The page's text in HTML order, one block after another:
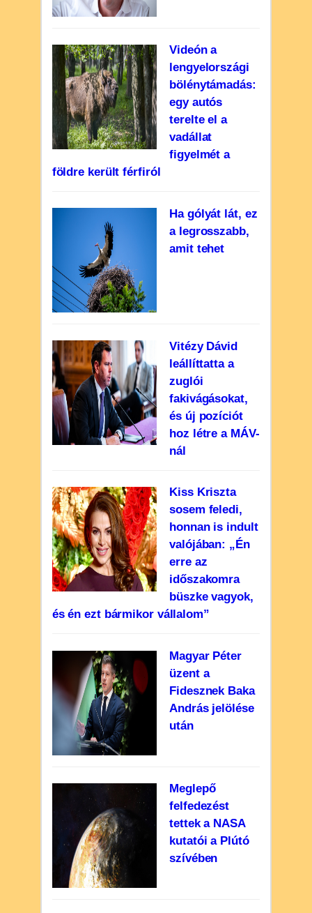
Videón a
lengyelországi
bölénytámadás:
egy autós
terelte el a
vadállat
figyelmét a
földre került férfiról
Ha gólyát lát, ez
a legrosszabb,
amit tehet
Vitézy Dávid
leállíttatta a
zuglói
fakivágásokat,
és új pozíciót
hoz létre a MÁV-
nál
Kiss Kriszta
sosem feledi,
honnan is indult
valójában: „Én
erre az
időszakomra
büszke vagyok,
és én ezt bármikor vállalom”
Magyar Péter
üzent a
Fidesznek Baka
András jelölése
után
Meglepő
felfedezést
tettek a NASA
kutatói a Plútó
szívében